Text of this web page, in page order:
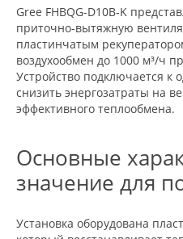
Gree FHBQG-D10B-K
приточно-вытяжную
пластинчатым
воздухообмен до 1000 м³/ч
Устройство подключается к
снизить энергозатраты на
эффективного теплообмена.
Основные
значение для
Установка оборудована